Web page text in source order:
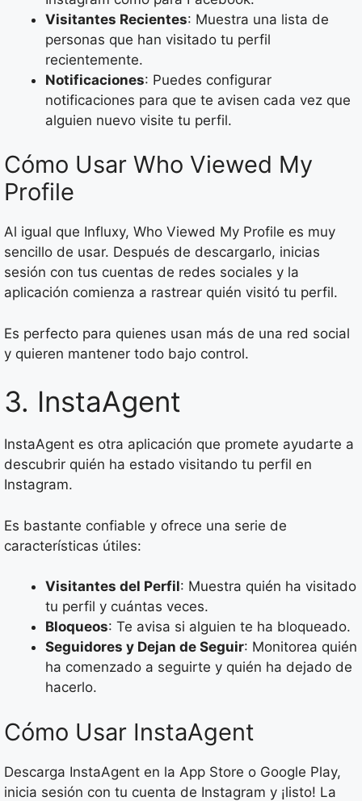
Visitantes Recientes: Muestra una lista de
personas que han visitado tu perfil
recientemente.
Notificaciones: Puedes configurar
notificaciones para que te avisen cada vez que
alguien nuevo visite tu perfil.
Cómo Usar Who Viewed My
Profile
Al igual que Influxy, Who Viewed My Profile es muy
sencillo de usar. Después de descargarlo, inicias
sesión con tus cuentas de redes sociales y la
aplicación comienza a rastrear quién visitó tu perfil.
Es perfecto para quienes usan más de una red social
y quieren mantener todo bajo control.
3. InstaAgent
InstaAgent es otra aplicación que promete ayudarte a
descubrir quién ha estado visitando tu perfil en
Instagram.
Es bastante confiable y ofrece una serie de
características útiles:
Visitantes del Perfil: Muestra quién ha visitado
tu perfil y cuántas veces.
Bloqueos: Te avisa si alguien te ha bloqueado.
Seguidores y Dejan de Seguir: Monitorea quién
ha comenzado a seguirte y quién ha dejado de
hacerlo.
Cómo Usar InstaAgent
Descarga InstaAgent en la App Store o Google Play,
inicia sesión con tu cuenta de Instagram y ¡listo! La